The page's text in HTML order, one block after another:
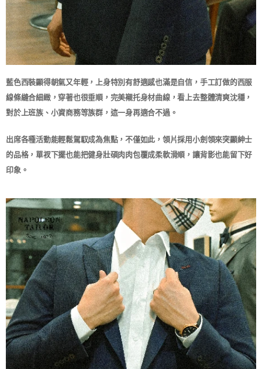
藍色西裝顯得朝氣又年輕，上身特別有舒適感也滿是自信，手工訂做的西服
線條縫合細緻，穿著也很垂順，完美襯托身材曲線，看上去整體清爽沈穩，
對於上班族、小資商務等族群，這一身再適合不過。
出席各種活動能輕鬆駕馭成為焦點，不僅如此，領片採用小劍領來突顯紳士
的品格，單衩下擺也能把健身壯碩肉肉包覆成柔軟滑順，讓背影也能留下好
印象。